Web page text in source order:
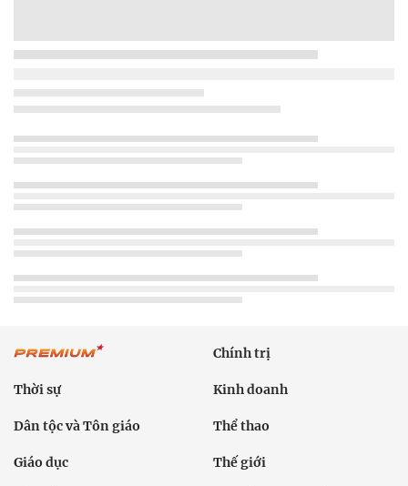
Chính trị
Thời sự Kinh doanh
Dân tộc và Tôn giáo Thể thao
Giáo dục Thế giới